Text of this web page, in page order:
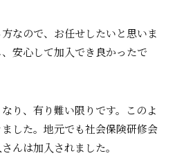
なので、お任せしたいと思いま
安心して加入でき良かったで
り、有り難い限りです。このよ
した。地元でも社会保険研修会
んは加入されました。